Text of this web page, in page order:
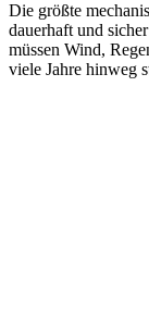
Die größte
dauerhaft und
müssen Wind,
viele Jahre hinweg